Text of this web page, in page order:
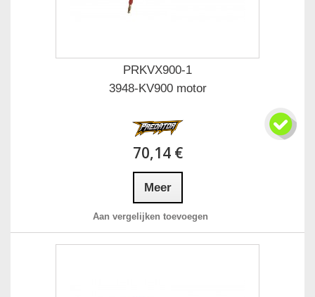
PRKVX900-1
3948-KV900 motor
70,14 €
Meer
Aan vergelijken toevoegen